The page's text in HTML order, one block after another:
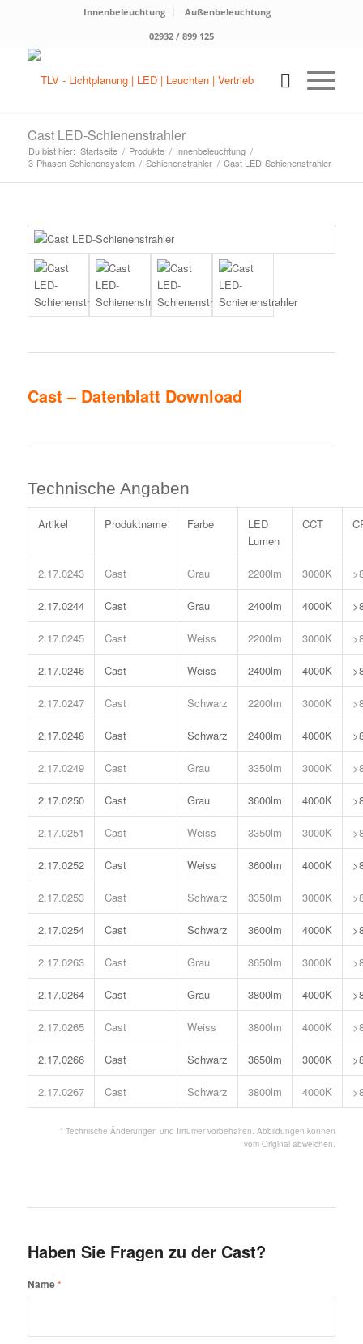
Innenbeleuchtung
Außenbeleuchtung
02932 / 899 125
Cast LED-Schienenstrahler
Du bist hier: Startseite / Produkte / Innenbeleuchtung /
3-Phasen Schienensystem / Schienenstrahler / Cast LED-Schienenstrahler
Cast – Datenblatt Download
Technische Angaben
Artikel Produktname Farbe
LED
Lumen
CCT
2.17.0243 Cast Grau 2200lm 3000K
2.17.0244 Cast Grau 2400lm 4000K
2.17.0245 Cast Weiss 2200lm 3000K
2.17.0246 Cast Weiss 2400lm 4000K
2.17.0247 Cast Schwarz 2200lm 3000K
2.17.0248 Cast Schwarz 2400lm 4000K
2.17.0249 Cast Grau 3350lm 3000K
2.17.0250 Cast Grau 3600lm 4000K
2.17.0251 Cast Weiss 3350lm 3000K
2.17.0252 Cast Weiss 3600lm 4000K
2.17.0253 Cast Schwarz 3350lm 3000K
2.17.0254 Cast Schwarz 3600lm 4000K
2.17.0263 Cast Grau 3650lm 3000K
2.17.0264 Cast Grau 3800lm 4000K
2.17.0265 Cast Weiss 3800lm 4000K
2.17.0266 Cast Schwarz 3650lm 3000K
2.17.0267 Cast Schwarz 3800lm 4000K
* Technische Änderungen und Irrtümer vorbehalten. Abbildungen können
vom Original abweichen.
Haben Sie Fragen zu der Cast?
Name*